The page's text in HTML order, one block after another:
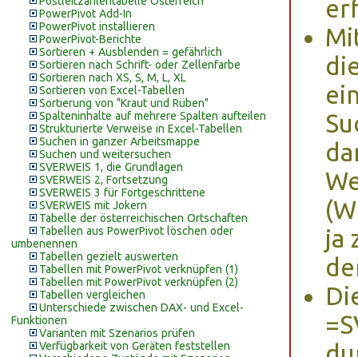
PowerPivot Add-In
PowerPivot installieren
PowerPivot-Berichte
Sortieren + Ausblenden = gefährlich
Sortieren nach Schrift- oder Zellenfarbe
Sortieren nach XS, S, M, L, XL
Sortieren von Excel-Tabellen
Sortierung von "Kraut und Rüben"
Spalteninhalte auf mehrere Spalten aufteilen
Strukturierte Verweise in Excel-Tabellen
Suchen in ganzer Arbeitsmappe
Suchen und weitersuchen
SVERWEIS 1, die Grundlagen
SVERWEIS 2, Fortsetzung
SVERWEIS 3 für Fortgeschrittene
SVERWEIS mit Jokern
Tabelle der österreichischen Ortschaften
Tabellen aus PowerPivot löschen oder
umbenennen
Tabellen gezielt auswerten
Tabellen mit PowerPivot verknüpfen (1)
Tabellen mit PowerPivot verknüpfen (2)
Tabellen vergleichen
Unterschiede zwischen DAX- und Excel-
Funktionen
Varianten mit Szenarios prüfen
Verfügbarkeit von Geräten feststellen
ja